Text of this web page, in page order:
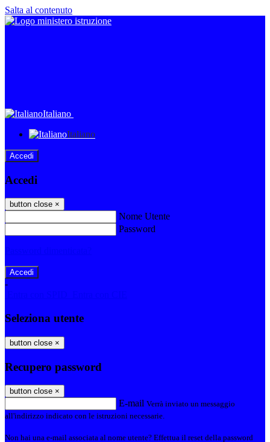
Salta al contenuto
Italiano
Italiano
Accedi
Accedi
button close ×
Nome Utente
Password
-
Seleziona utente
button close ×
Recupero password
button close ×
E-mail Verrà inviato un messaggio
all'indirizzo indicato con le istruzioni necessarie.
Non hai una e-mail associata al nome utente? Effettua il reset della password